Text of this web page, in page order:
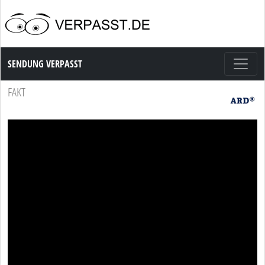
Sendung Verpasst
SENDUNG VERPASST
FAKT